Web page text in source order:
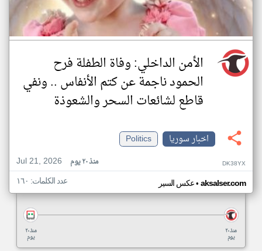
الأمن الداخلي: وفاة الطفلة فرح
الحمود ناجمة عن كتم الأنفاس .. ونفي
قاطع لشائعات السحر والشعوذة
اخبار سوريا
Politics
Jul 21, 2026
منذ ٢٠ يوم DK38YX
عكس السير• aksalser.com عدد الكلمات: ١٦٠
منذ ٢٠
يوم
منذ ٢٠
يوم